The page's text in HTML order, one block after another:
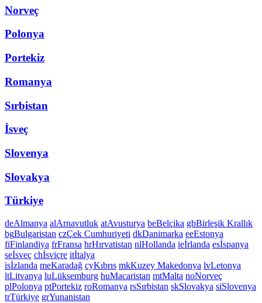
Norveç
Polonya
Portekiz
Romanya
Sırbistan
İsveç
Slovenya
Slovakya
Türkiye
deAlmanya alArnavutluk atAvusturya beBelçika gbBirleşik Krallık
bgBulgaristan czÇek Cumhuriyeti dkDanimarka eeEstonya
fiFinlandiya frFransa hrHırvatistan nlHollanda ieİrlanda esİspanya
seİsveç chİsviçre itİtalya
isİzlanda meKaradağ cyKıbrıs mkKuzey Makedonya lvLetonya
ltLitvanya luLüksemburg huMacaristan mtMalta noNorveç
plPolonya ptPortekiz roRomanya rsSırbistan skSlovakya siSlovenya
trTürkiye grYunanistan